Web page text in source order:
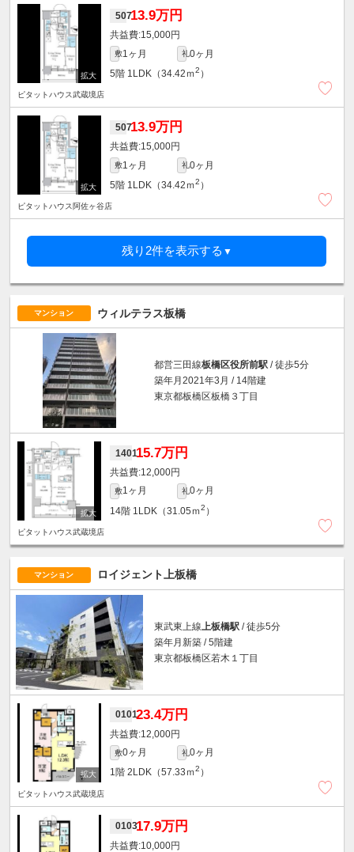
50713.9万円
15,000円
敷1ヶ月 礼0ヶ月
5階 1LDK（34.42ｍ2 ）
ピタットハウス武蔵境店
50713.9万円
15,000円
敷1ヶ月 礼0ヶ月
5階 1LDK（34.42ｍ2 ）
ピタットハウス阿佐ヶ谷店
残り2件を表示する ▼
マンション ウィルテラス板橋
都営三田線板橋区役所前駅 / 徒歩5分
築年月2021年3月 / 14階建
東京都板橋区板橋３丁目
140115.7万円
12,000円
敷1ヶ月 礼0ヶ月
14階 1LDK（31.05ｍ2 ）
ピタットハウス武蔵境店
マンション ロイジェント上板橋
東武東上線 上板橋駅 / 徒歩5分
築年月新築 / 5階建
東京都板橋区若木１丁目
010123.4万円
12,000円
敷0ヶ月 礼0ヶ月
1階 2LDK（57.33ｍ2 ）
ピタットハウス武蔵境店
010317.9万円
10,000円